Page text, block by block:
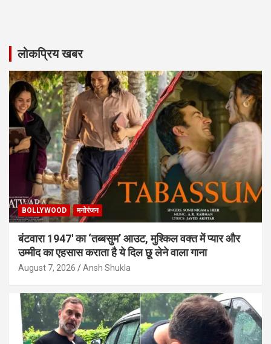
लोकप्रिय खबर
BOLLYWOOD मनोरंजन
बंटवारा 1947′ का ‘तब्बसुम’ आउट, मुश्किल वक्त में प्यार और
उम्मीद का एहसास कराता है ये दिल छू लेने वाला गाना
August 7, 2026 Ansh Shukla